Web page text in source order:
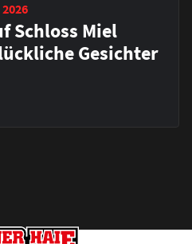
Schloss Miel
Gesichter